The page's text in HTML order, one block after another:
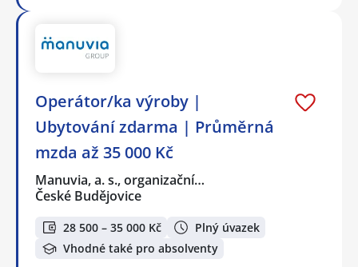
Operátor/ka výroby |
Ubytování zdarma | Průměrná
mzda až 35 000 Kč
Manuvia, a. s., organizační…
České Budějovice
28 500 – 35 000 Kč
Plný úvazek
Vhodné také pro absolventy